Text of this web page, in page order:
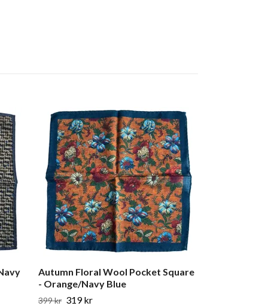
Autumn Floral Wool Pocket Square
- Orange/Navy Blue
399 kr 319 kr